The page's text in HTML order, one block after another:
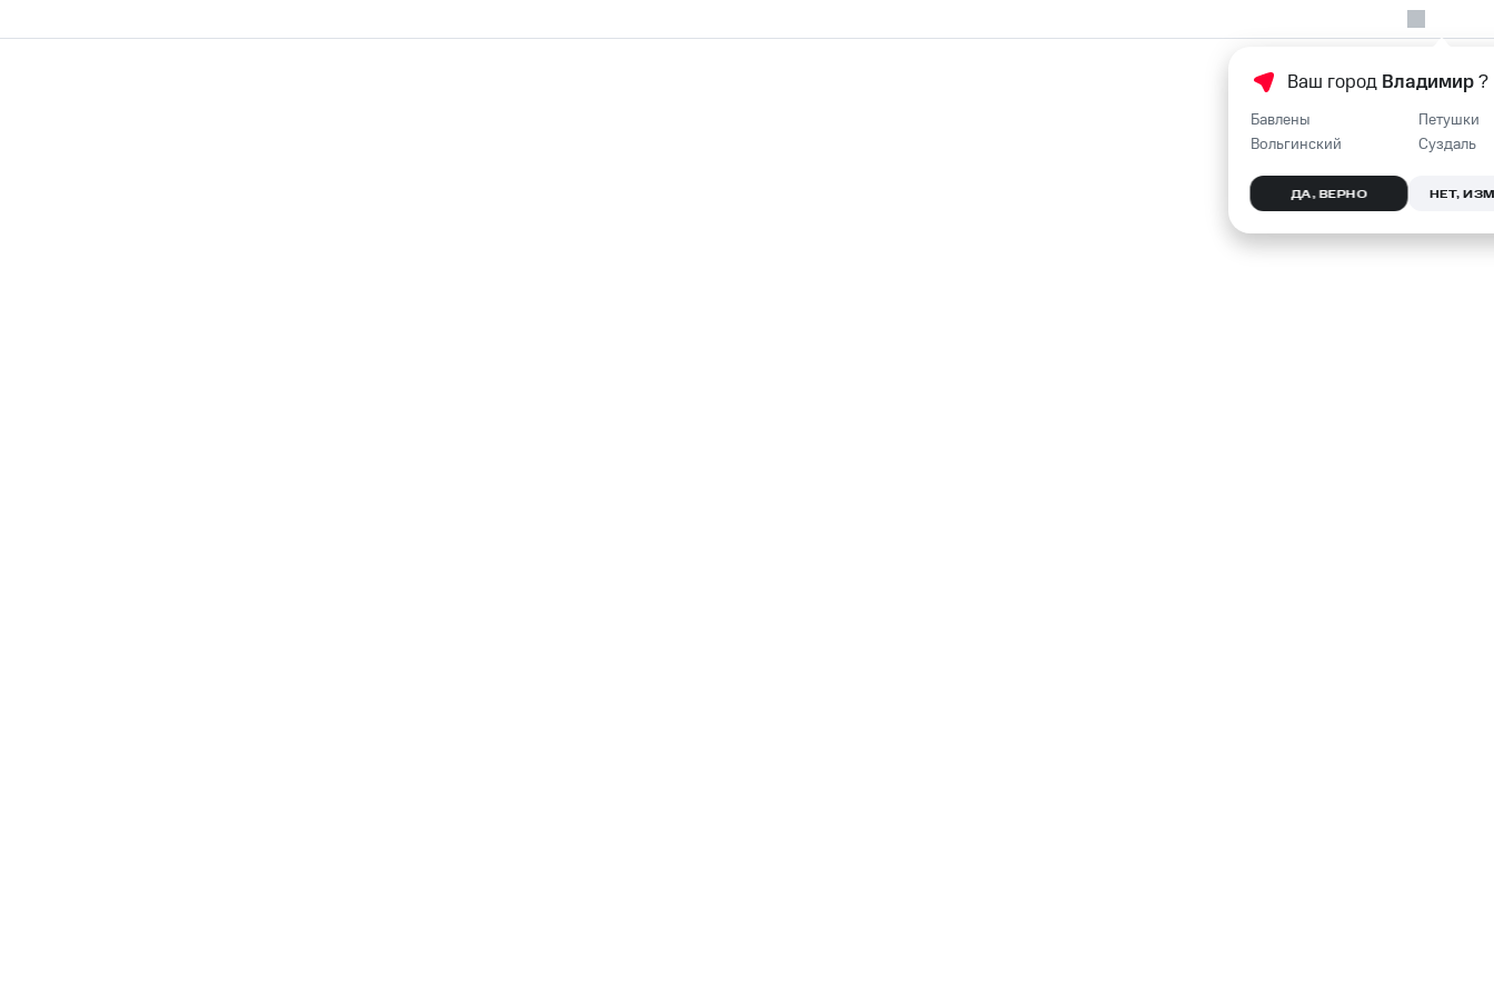
Ваш город Владимир?
Бавлены
Вольгинский
Петушки
Суздаль
ДА, ВЕРНО НЕТ,